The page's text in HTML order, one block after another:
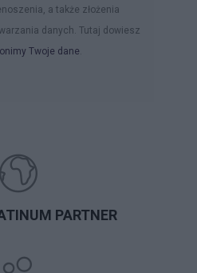
a także złożenia
danych. Tutaj dowiesz
Twoje dane.
PARTNER